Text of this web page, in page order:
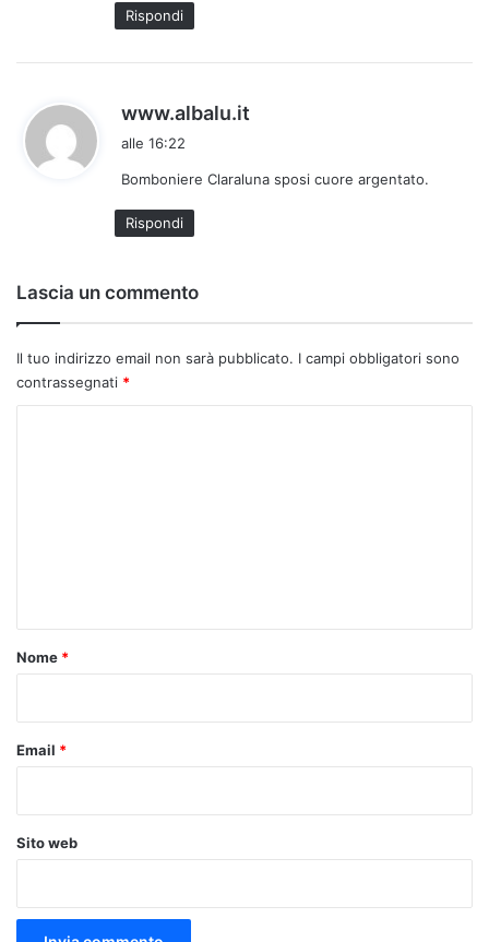
:
Rispondi
www.albalu.it
e
alle 16:22
Bomboniere Claraluna sposi cuore argentato.
Rispondi
Lascia un commento
Il tuo indirizzo email non sarà pubblicato. I campi obbligatori sono
contrassegnati *
o
Nome *
Email *
Sito web